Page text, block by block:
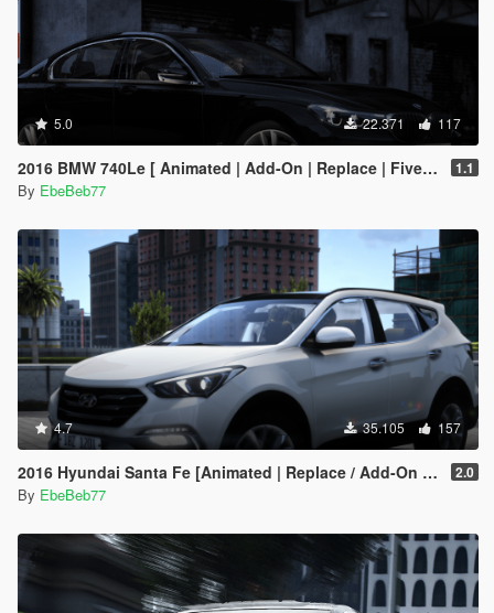
5.0 22.371 117
2016 BMW 740Le [ Animated | Add-On | Replace | FiveM ] (G11 7 Series) 1.1
By EbeBeb77
4.7 35.105 157
2016 Hyundai Santa Fe [Animated | Replace / Add-On | FiveM] 2.0
By EbeBeb77